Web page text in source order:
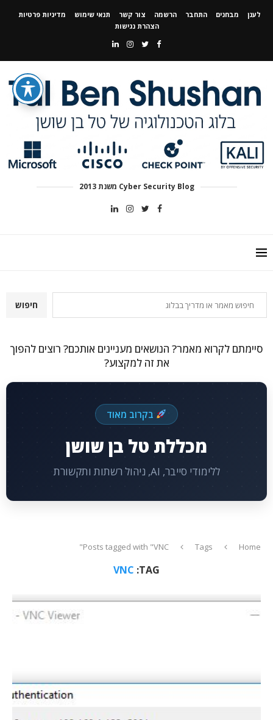
לענן מבחנים התחבר הרשמה צור קשר תנאי שימוש
מדיניות פרטיות
הצהרת נגישות
Cyber Security Blog משנת 2013
חיפוש
סיימתם לקרוא מאמר? הנושאים מעניינים אותכם? רוצים להפוך
את זה למקצוע?
בקרוב מאוד
מכללת טל בן שושן
ללימודי סייבר, AI, ניהול רשתות ותקשורת
Home
Tags
Posts tagged with "VNC"
TAG:
VNC